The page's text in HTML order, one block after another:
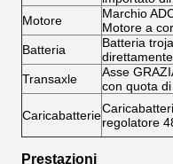
Motore
Marchio
Motore a
Batteria
Batteria
Transaxle
Asse
con quota
Caricabatterieregolatore
Prestazioni